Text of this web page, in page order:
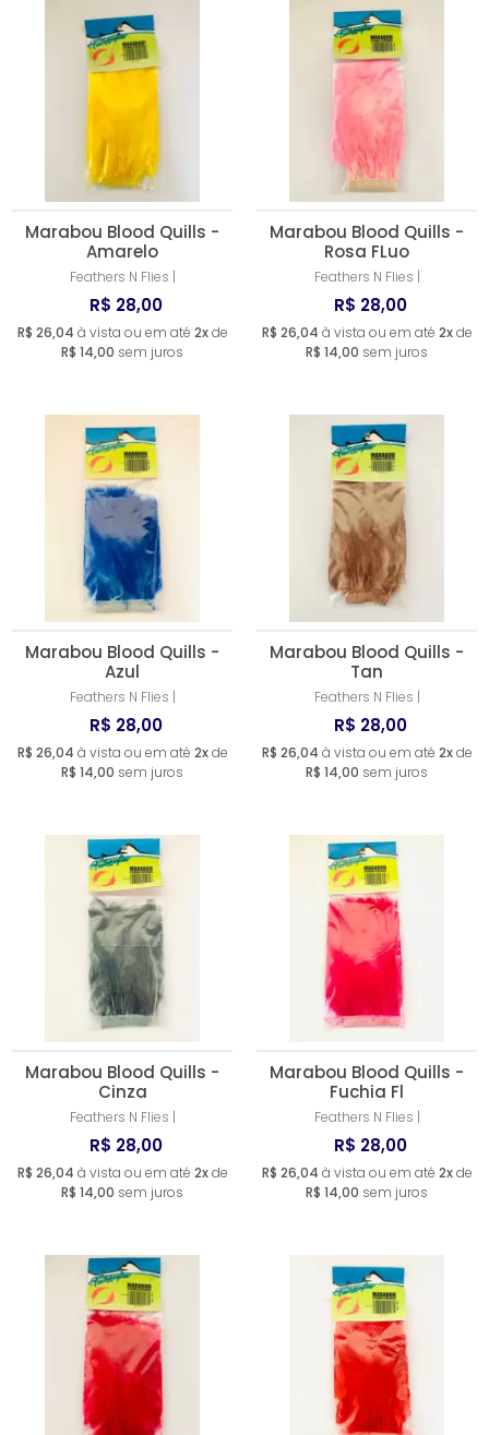
Marabou Blood Quills -
Amarelo
Feathers N Flies |
R$ 28,00
R$ 26,04 à vista ou em até 2xde
R$ 14,00 sem juros
Marabou Blood Quills -
Rosa FLuo
Feathers N Flies |
R$ 28,00
R$ 26,04 à vista ou em até 2xde
R$ 14,00 sem juros
Marabou Blood Quills -
Azul
Feathers N Flies |
R$ 28,00
R$ 26,04 à vista ou em até 2xde
R$ 14,00 sem juros
Marabou Blood Quills -
Tan
Feathers N Flies |
R$ 28,00
R$ 26,04 à vista ou em até 2xde
R$ 14,00 sem juros
Marabou Blood Quills -
Cinza
Feathers N Flies |
R$ 28,00
R$ 26,04 à vista ou em até 2xde
R$ 14,00 sem juros
Marabou Blood Quills -
Fuchia Fl
Feathers N Flies |
R$ 28,00
R$ 26,04 à vista ou em até 2xde
R$ 14,00 sem juros